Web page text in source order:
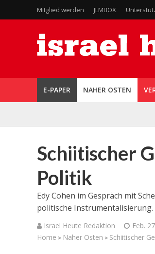
Mitglied werden JLMBOX
E-PAPER NAHER OSTEN
Schiitischer
Politik
Edy Cohen im Gespräch mit
politische Instrumentalisierung.
Israel Heute Redaktion Feb.
Home > Naher Osten > Schiitischer